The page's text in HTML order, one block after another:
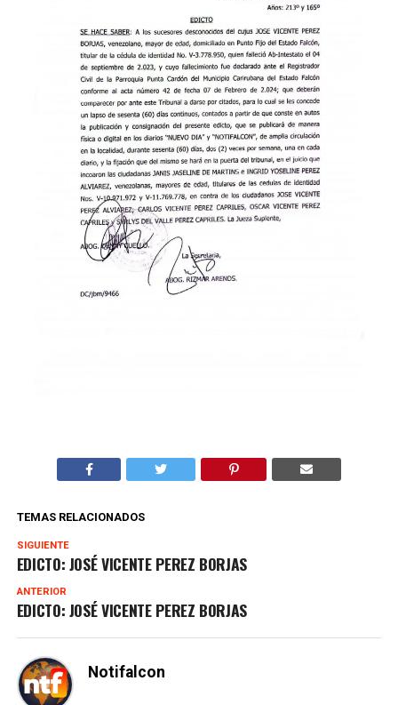
TEMAS RELACIONADOS
SIGUIENTE
EDICTO: JOSÉ VICENTE PEREZ BORJAS
ANTERIOR
EDICTO: JOSÉ VICENTE PEREZ BORJAS
Notifalcon